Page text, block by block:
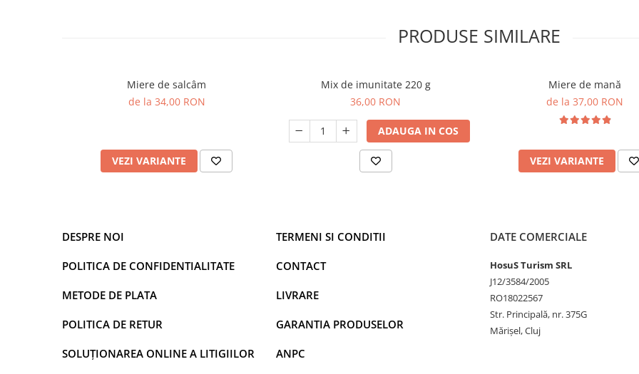
PRODUSE SIMILARE
Miere de salcâm
de la 34,00 RON
VEZI VARIANTE
Mix de imunitate 220 g
36,00 RON
ADAUGA IN COS
Miere de mană
de la 37,00 RON
VEZI VARIANTE
DESPRE NOI
POLITICA DE CONFIDENTIALITATE
METODE DE PLATA
POLITICA DE RETUR
SOLUȚIONAREA ONLINE A LITIGIILOR
TERMENI SI CONDITII
CONTACT
LIVRARE
GARANTIA PRODUSELOR
ANPC
DATE COMERCIALE
HosuS Turism SRL
J12/3584/2005
RO18022567
Str. Principală, nr. 375G
Mărișel, Cluj